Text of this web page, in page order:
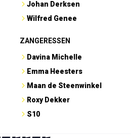
Johan Derksen
Wilfred Genee
ZANGERESSEN
Davina Michelle
Emma Heesters
Maan de Steenwinkel
Roxy Dekker
S10